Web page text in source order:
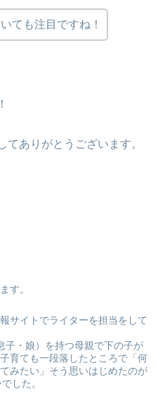
ても注目ですね！
てありがとうございます。
す。
サイトでライターを担当をして
子・娘）を持つ母親で下の子が
育ても一段落したところで「何
みたい」そう思いはじめたのが
した。